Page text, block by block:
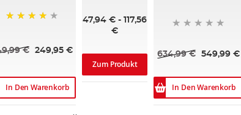
€ 249,95 €
In Den Warenkorb
47,94 € -117,56
€
Zum Produkt
634,99 € 549,99 €
In Den Warenkorb